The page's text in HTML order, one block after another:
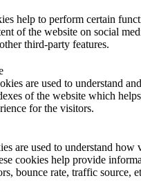
help to perform certain
of the website on social
third-party features.
are used to understand
of the website which
for the visitors.
are used to understand how
cookies help provide
bounce rate, traffic source,